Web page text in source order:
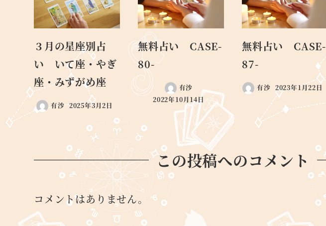
３月の星座別占
い いて座・やぎ
座・みずがめ座
有沙 2025年3月2日
無料占い CASE-
80-
有沙
2022年10月14日
無料占い CASE-
87-
有沙 2023年1月22日
この投稿へのコメント
コメントはありません。